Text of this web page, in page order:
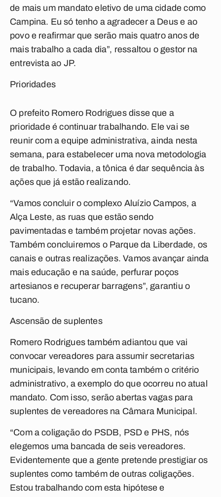
de mais um mandato eletivo de uma cidade como
Campina. Eu só tenho a agradecer a Deus e ao
povo e reafirmar que serão mais quatro anos de
mais trabalho a cada dia”, ressaltou o gestor na
entrevista ao JP.
Prioridades
O prefeito Romero Rodrigues disse que a
prioridade é continuar trabalhando. Ele vai se
reunir com a equipe administrativa, ainda nesta
semana, para estabelecer uma nova metodologia
de trabalho. Todavia, a tônica é dar sequência às
ações que já estão realizando.
“Vamos concluir o complexo Aluízio Campos, a
Alça Leste, as ruas que estão sendo
pavimentadas e também projetar novas ações.
Também concluiremos o Parque da Liberdade, os
canais e outras realizações. Vamos avançar ainda
mais educação e na saúde, perfurar poços
artesianos e recuperar barragens”, garantiu o
tucano.
Ascensão de suplentes
Romero Rodrigues também adiantou que vai
convocar vereadores para assumir secretarias
municipais, levando em conta também o critério
administrativo, a exemplo do que ocorreu no atual
mandato. Com isso, serão abertas vagas para
suplentes de vereadores na Câmara Municipal.
“Com a coligação do PSDB, PSD e PHS, nós
elegemos uma bancada de seis vereadores.
Evidentemente que a gente pretende prestigiar os
suplentes como também de outras coligações.
Estou trabalhando com esta hipótese e